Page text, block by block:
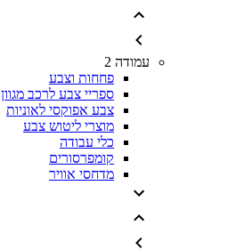
עמודה 2
פחחות וצבע
ספריי צבע לרכב מגוון
צבע אפוקסי לאוניות
מוצרי ליטוש צבע
כלי עבודה
קומפרסורים
מדחסי אוויר